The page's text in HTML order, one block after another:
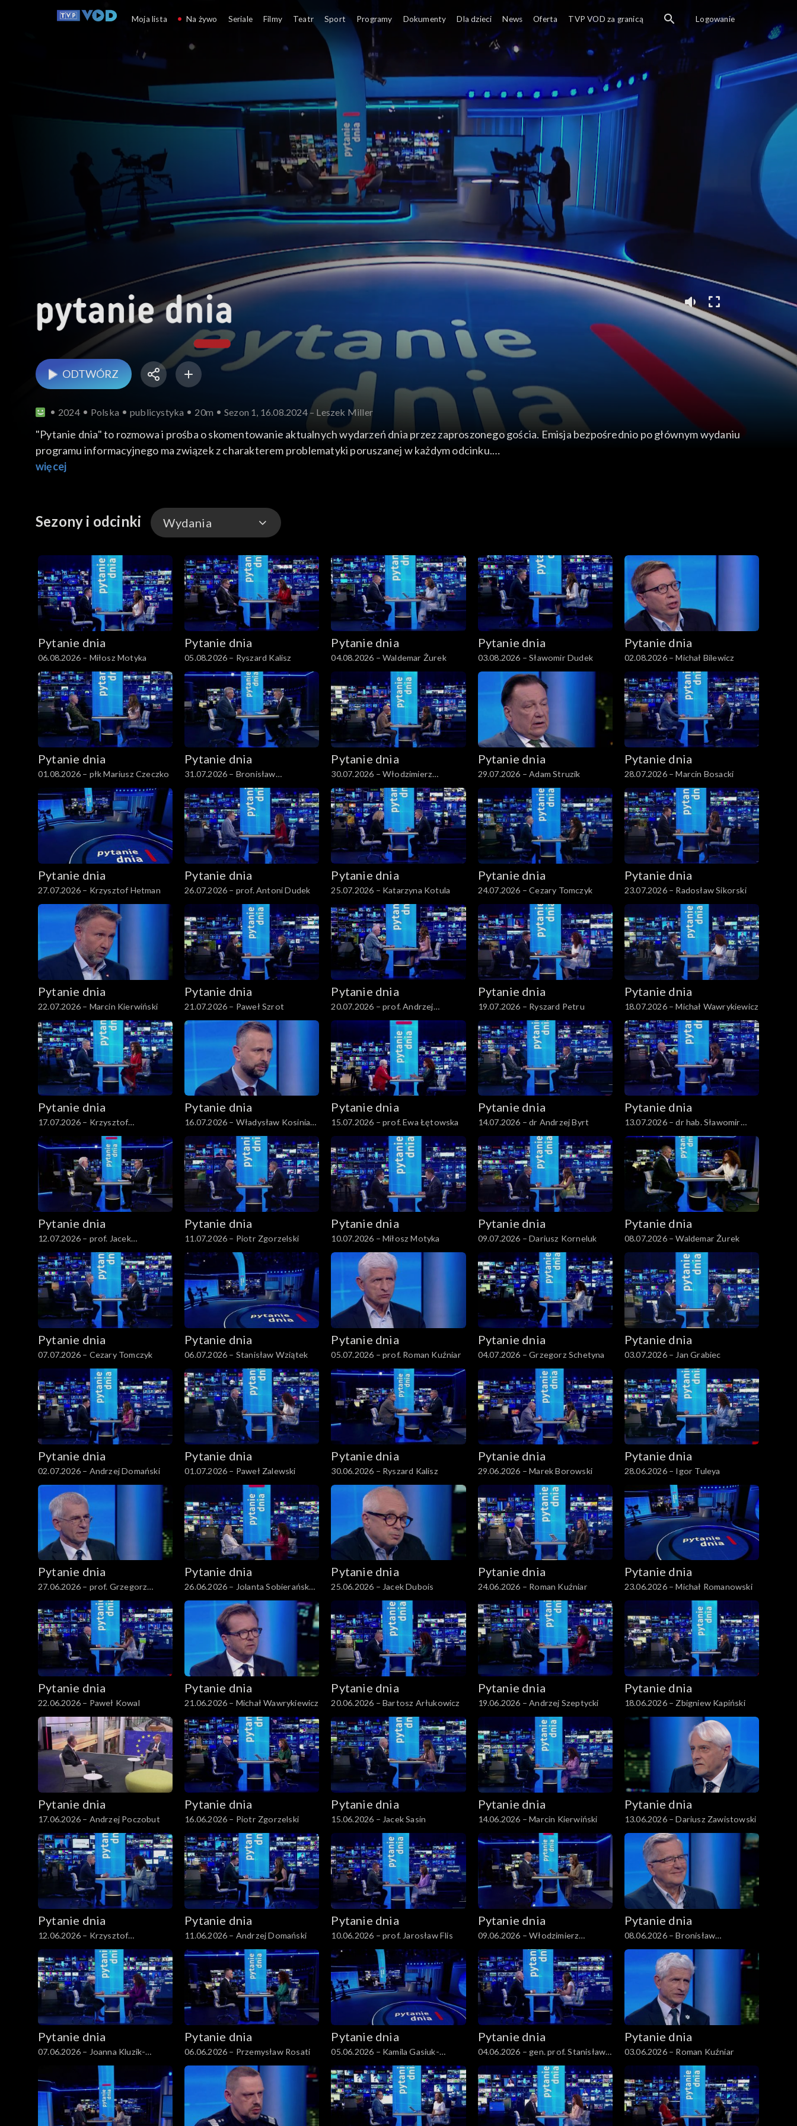
Pytanie dnia
ODTWÓRZ
2024 Polska publicystyka 20m Sezon 1, 16.08.2024 – Leszek Miller
"Pytanie dnia" to rozmowa i prośba o skomentowanie aktualnych wydarzeń dnia przez zaproszonego gościa. Emisja bezpośrednio po głównym wydaniu
programu informacyjnego ma związek z charakterem problematyki poruszanej w każdym odcinku.
Gościem jest Leszek Miller, były premier.
więcej
Sezony i odcinki Wydania
Wydania
Pytanie dnia
06.08.2026 – Miłosz Motyka
Pytanie dnia
05.08.2026 – Ryszard Kalisz
Pytanie dnia
04.08.2026 – Waldemar Żurek
Pytanie dnia
03.08.2026 – Sławomir Dudek
Pytanie dnia
02.08.2026 – Michał Bilewicz
Pytanie dnia
01.08.2026 – płk Mariusz Czeczko
Pytanie dnia
31.07.2026 – Bronisław
Komorowski
Pytanie dnia
30.07.2026 – Włodzimierz
Czarzasty
Pytanie dnia
29.07.2026 – Adam Struzik
Pytanie dnia
28.07.2026 – Marcin Bosacki
Pytanie dnia
27.07.2026 – Krzysztof Hetman
Pytanie dnia
26.07.2026 – prof. Antoni Dudek
Pytanie dnia
25.07.2026 – Katarzyna Kotula
Pytanie dnia
24.07.2026 – Cezary Tomczyk
Pytanie dnia
23.07.2026 – Radosław Sikorski
Pytanie dnia
22.07.2026 – Marcin Kierwiński
Pytanie dnia
21.07.2026 – Paweł Szrot
Pytanie dnia
20.07.2026 – prof. Andrzej
Rychard
Pytanie dnia
19.07.2026 – Ryszard Petru
Pytanie dnia
18.07.2026 – Michał Wawrykiewicz
Pytanie dnia
17.07.2026 – Krzysztof
Gawkowski
Pytanie dnia
16.07.2026 – Władysław Kosiniak-
Kamysz
Pytanie dnia
15.07.2026 – prof. Ewa Łętowska
Pytanie dnia
14.07.2026 – dr Andrzej Byrt
Pytanie dnia
13.07.2026 – dr hab. Sławomir
Patyra
Pytanie dnia
12.07.2026 – prof. Jacek
Czaputowicz
Pytanie dnia
11.07.2026 – Piotr Zgorzelski
Pytanie dnia
10.07.2026 – Miłosz Motyka
Pytanie dnia
09.07.2026 – Dariusz Korneluk
Pytanie dnia
08.07.2026 – Waldemar Żurek
Pytanie dnia
07.07.2026 – Cezary Tomczyk
Pytanie dnia
06.07.2026 – Stanisław Wziątek
Pytanie dnia
05.07.2026 – prof. Roman Kuźniar
Pytanie dnia
04.07.2026 – Grzegorz Schetyna
Pytanie dnia
03.07.2026 – Jan Grabiec
Pytanie dnia
02.07.2026 – Andrzej Domański
Pytanie dnia
01.07.2026 – Paweł Zalewski
Pytanie dnia
30.06.2026 – Ryszard Kalisz
Pytanie dnia
29.06.2026 – Marek Borowski
Pytanie dnia
28.06.2026 – Igor Tuleya
Pytanie dnia
27.06.2026 – prof. Grzegorz
Motyka
Pytanie dnia
26.06.2026 – Jolanta Sobierańska-
Grenda
Pytanie dnia
25.06.2026 – Jacek Dubois
Pytanie dnia
24.06.2026 – Roman Kuźniar
Pytanie dnia
23.06.2026 – Michał Romanowski
Pytanie dnia
22.06.2026 – Paweł Kowal
Pytanie dnia
21.06.2026 – Michał Wawrykiewicz
Pytanie dnia
20.06.2026 – Bartosz Arłukowicz
Pytanie dnia
19.06.2026 – Andrzej Szeptycki
Pytanie dnia
18.06.2026 – Zbigniew Kapiński
Pytanie dnia
17.06.2026 – Andrzej Poczobut
Pytanie dnia
16.06.2026 – Piotr Zgorzelski
Pytanie dnia
15.06.2026 – Jacek Sasin
Pytanie dnia
14.06.2026 – Marcin Kierwiński
Pytanie dnia
13.06.2026 – Dariusz Zawistowski
Pytanie dnia
12.06.2026 – Krzysztof
Gawkowski
Pytanie dnia
11.06.2026 – Andrzej Domański
Pytanie dnia
10.06.2026 – prof. Jarosław Flis
Pytanie dnia
09.06.2026 – Włodzimierz
Czarzasty
Pytanie dnia
08.06.2026 – Bronisław
Komorowski
Pytanie dnia
07.06.2026 – Joanna Kluzik-
Pytanie dnia
06.06.2026 – Przemysław Rosati
Pytanie dnia
05.06.2026 – Kamila Gasiuk-
Pihowicz
Pytanie dnia
04.06.2026 – gen. prof. Stanisław
Koziej
Pytanie dnia
03.06.2026 – Roman Kuźniar
Moja lista Na żywo Seriale Filmy Teatr Sport Programy Dokumenty Dla dzieci News Oferta TVP VOD za granicą Logowanie